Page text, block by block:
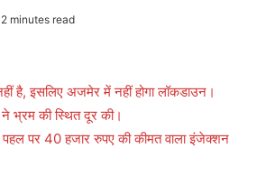
2 minutes read
है, इसलिए अजमेर में नहीं होगा लॉकडाउन।
भ्रम की स्थित दूर की।
पर 40 हजार रुपए की कीमत वाला इंजेक्शन